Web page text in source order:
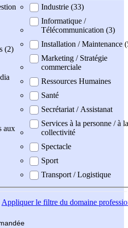
(2)
aux
Industrie (33)
Informatique /
Télécommunication (3)
Installation / Maintenance
Marketing / Stratégie
commerciale
Ressources Humaines
Santé
Secrétariat / Assistanat
Services à la personne / à la
collectivité
Spectacle
Sport
Transport / Logistique
Appliquerle filtre du domaine